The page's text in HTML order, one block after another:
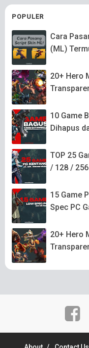
POPULER
Cara
(ML)
20+ Hero
10 Game
Dihapus
TOP 25
/ 128 /
15 Game
Spec PC
20+ Hero